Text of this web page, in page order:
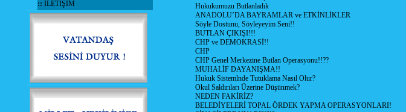
:: İLETİŞİM
Hukukumuzu Butlanladık
ANADOLU’DA BAYRAMLAR ve ETKİNLİKLER
Söyle Dostunu, Söyleyeyim Seni!!
BUTLAN ÇIKIŞI!!!
CHP ve DEMOKRASİ!!
CHP
CHP Genel Merkezine Butlan Operasyonu!!??
MUHALİF DAYANIŞMA!!
Hukuk Sistemlnde Tutuklama Nasıl Olur?
Okul Saldırıları Üzerine Düşünmek?
NEDEN FAKİRİZ?
BELEDİYELERİ TOPAL ÖRDEK YAPMA OPERASYONLARI!